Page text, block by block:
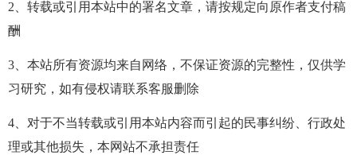
2、转载或引用本站中的署名文章，请按规定向原作者支付稿
酬
3、本站所有资源均来自网络，不保证资源的完整性，仅供学
习研究，如有侵权请联系客服删除
4、对于不当转载或引用本站内容而引起的民事纠纷、行政处
理或其他损失，本网站不承担责任